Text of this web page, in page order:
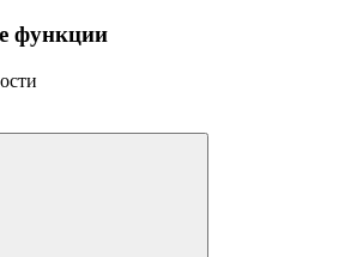
функции